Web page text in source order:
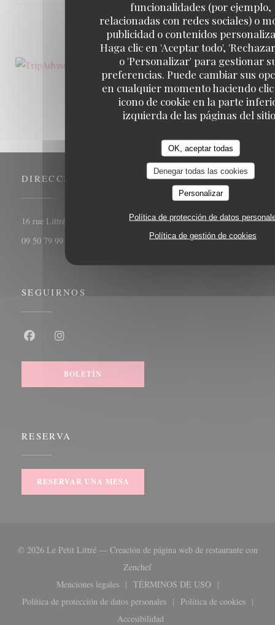
funcionalidades (por ejemplo,
relacionadas con redes sociales) o
publicidad o contenidos
Haga clic en 'Aceptar todo',
o 'Personalizar' para gestionar
preferencias. Puede cambiar sus
en cualquier momento haciendo
icono de cookie en la parte
izquierda de las páginas del
OK, aceptar todas
Denegar todas las cookies
Personalizar
Política de protección de datos
Política de gestión de cookies
1 2 3
DIRECCIÓN
16 rue Littré 75006 Paris
((abre en una nueva ventana))
09 50 79 99 67
SEGUIRNOS
BOLETÍN
RESERVA
RESERVAR UNA MESA
© 2026 Le Petit Littré — Creación de página web de restaurante con
Zenchef((abre en una nueva ventana))
Menciones legales
((abre en una nueva ventana))
TÉRMINOS DE USO
((abre en una nueva
Política de protección de datos personales
((abre en una nueva ventana))
Política de cookies
((abre en una
Accesibilidad